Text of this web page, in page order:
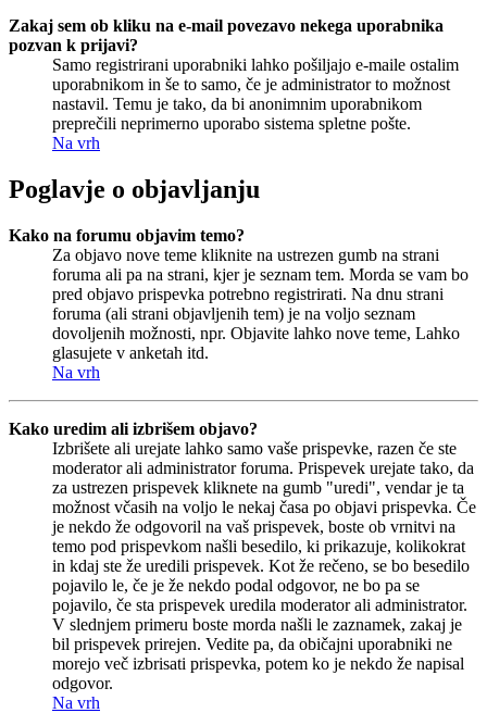
Zakaj sem ob kliku na e-mail povezavo nekega uporabnika
pozvan k prijavi?
Samo registrirani uporabniki lahko pošiljajo e-maile ostalim
uporabnikom in še to samo, če je administrator to možnost
nastavil. Temu je tako, da bi anonimnim uporabnikom
preprečili neprimerno uporabo sistema spletne pošte.
Na vrh
Poglavje o objavljanju
Kako na forumu objavim temo?
Za objavo nove teme kliknite na ustrezen gumb na strani
foruma ali pa na strani, kjer je seznam tem. Morda se vam bo
pred objavo prispevka potrebno registrirati. Na dnu strani
foruma (ali strani objavljenih tem) je na voljo seznam
dovoljenih možnosti, npr. Objavite lahko nove teme, Lahko
glasujete v anketah itd.
Na vrh
Kako uredim ali izbrišem objavo?
Izbrišete ali urejate lahko samo vaše prispevke, razen če ste
moderator ali administrator foruma. Prispevek urejate tako, da
za ustrezen prispevek kliknete na gumb "uredi", vendar je ta
možnost včasih na voljo le nekaj časa po objavi prispevka. Če
je nekdo že odgovoril na vaš prispevek, boste ob vrnitvi na
temo pod prispevkom našli besedilo, ki prikazuje, kolikokrat
in kdaj ste že uredili prispevek. Kot že rečeno, se bo besedilo
pojavilo le, če je že nekdo podal odgovor, ne bo pa se
pojavilo, če sta prispevek uredila moderator ali administrator.
V slednjem primeru boste morda našli le zaznamek, zakaj je
bil prispevek prirejen. Vedite pa, da običajni uporabniki ne
morejo več izbrisati prispevka, potem ko je nekdo že napisal
odgovor.
Na vrh